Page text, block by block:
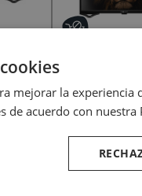
-(0)
NEVIR
Soporte
199
mejorar la
de acuerdo con nuestra